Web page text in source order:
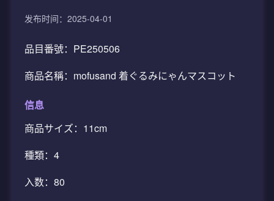
发布时间：2025-04-01
品目番號：PE250506
商品名稱：mofusand 着ぐるみにゃんマスコット
信息
商品サイズ：11cm
種類：4
入数：80